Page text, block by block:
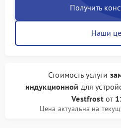
Получить
Наши
Стоимость услуги
индукционной для
Vestfrostот
Цена актуальна на